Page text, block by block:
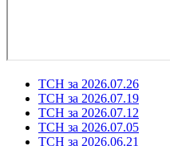
ТСН за 2026.07.26
ТСН за 2026.07.19
ТСН за 2026.07.12
ТСН за 2026.07.05
ТСН за 2026.06.21